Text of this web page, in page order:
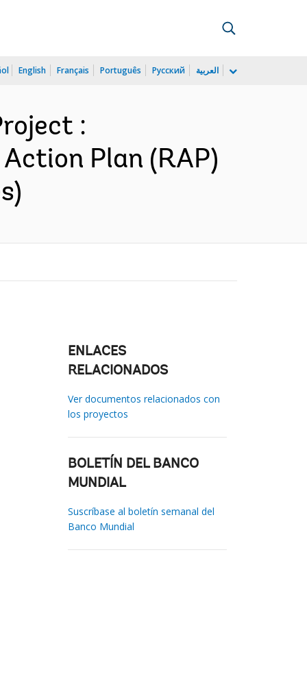
English Français Português Русский العربية
:
Plan (RAP)
ENLACES
RELACIONADOS
Ver documentos relacionados con
los proyectos
BOLETÍN DEL BANCO
MUNDIAL
Suscríbase al boletín semanal del
Banco Mundial